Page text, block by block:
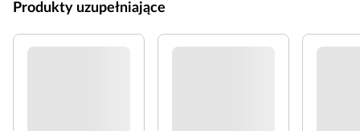
Produkty uzupełniające